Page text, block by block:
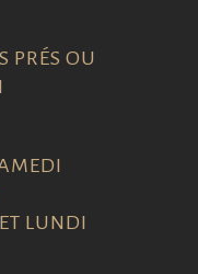
PRÉS OU
LUNDI